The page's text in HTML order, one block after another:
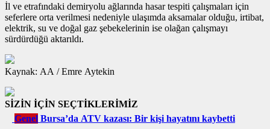
İl ve etrafındaki demiryolu ağlarında hasar tespiti çalışmaları için
seferlere orta verilmesi nedeniyle ulaşımda aksamalar olduğu, irtibat,
elektrik, su ve doğal gaz şebekelerinin ise olağan çalışmayı
sürdürdüğü aktarıldı.
Kaynak: AA / Emre Aytekin
SİZİN İÇİN SEÇTİKLERİMİZ
Genel Bursa’da ATV kazası: Bir kişi hayatını kaybetti